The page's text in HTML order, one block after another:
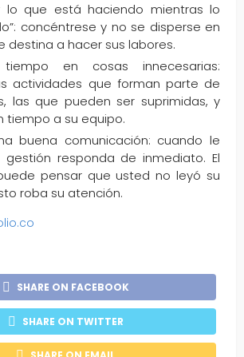
lo que está haciendo mientras lo
concéntrese y no se disperse en
destina a hacer sus labores.
en cosas innecesarias:
actividades que forman parte de
las que pueden ser suprimidas, y
tiempo a su equipo.
buena comunicación: cuando le
gestión responda de inmediato. El
pensar que usted no leyó su
roba su atención.
SHARE ON FACEBOOK
SHARE ON TWITTER